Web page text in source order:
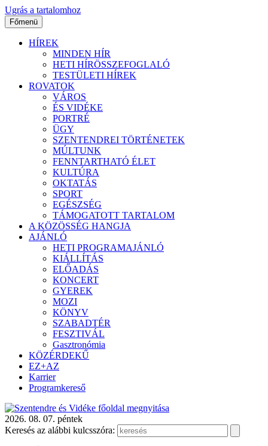
Ugrás a tartalomhoz
Főmenü
HÍREK
MINDEN HÍR
HETI HÍRÖSSZEFOGLALÓ
TESTÜLETI HÍREK
ROVATOK
VÁROS
ÉS VIDÉKE
PORTRÉ
ÜGY
SZENTENDREI TÖRTÉNETEK
MÚLTUNK
FENNTARTHATÓ ÉLET
KULTÚRA
OKTATÁS
SPORT
EGÉSZSÉG
TÁMOGATOTT TARTALOM
A KÖZÖSSÉG HANGJA
AJÁNLÓ
HETI PROGRAMAJÁNLÓ
KIÁLLÍTÁS
ELŐADÁS
KONCERT
GYEREK
MOZI
KÖNYV
SZABADTÉR
FESZTIVÁL
Gasztronómia
KÖZÉRDEKŰ
EZ+AZ
Karrier
Programkereső
2026. 08. 07. péntek
Keresés az alábbi kulcsszóra: